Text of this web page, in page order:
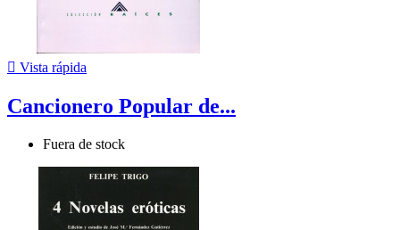
 Vista rápida
Cancionero Popular de...
Fuera de stock